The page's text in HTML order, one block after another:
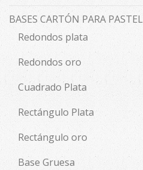
BASES CARTÓN PARA PASTEL
Redondos plata
Redondos oro
Cuadrado Plata
Rectángulo Plata
Rectángulo oro
Base Gruesa